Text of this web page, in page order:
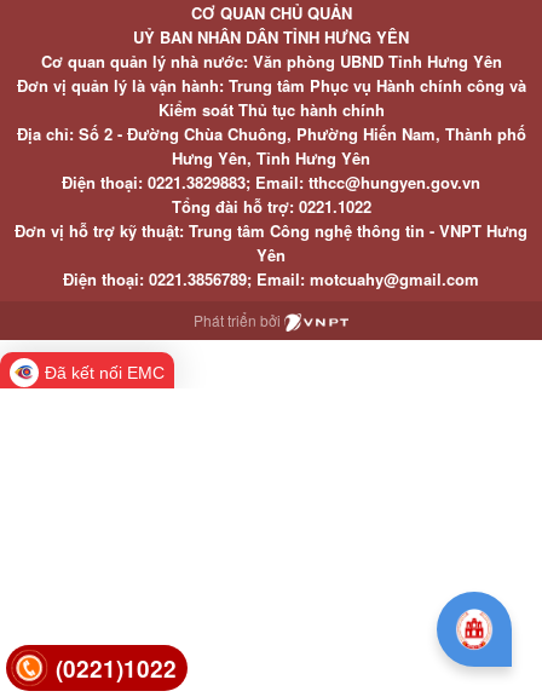
(0221)1022
CƠ QUAN CHỦ QUẢN
UỶ BAN NHÂN DÂN TỈNH HƯNG YÊN
Cơ quan quản lý nhà nước: Văn phòng UBND Tỉnh Hưng Yên
Đơn vị quản lý là vận hành: Trung tâm Phục vụ Hành chính công và
Kiểm soát Thủ tục hành chính
Địa chỉ: Số 2 - Đường Chùa Chuông, Phường Hiến Nam, Thành phố
Hưng Yên, Tỉnh Hưng Yên
Điện thoại: 0221.3829883; Email: tthcc@hungyen.gov.vn
Tổng đài hỗ trợ: 0221.1022
Đơn vị hỗ trợ kỹ thuật: Trung tâm Công nghệ thông tin - VNPT Hưng
Yên
Điện thoại: 0221.3856789; Email: motcuahy@gmail.com
Phát triển bởi
Đã kết nối EMC